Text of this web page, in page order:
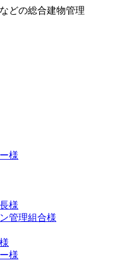
どの総合建物管理
様
様
管理組合様
様